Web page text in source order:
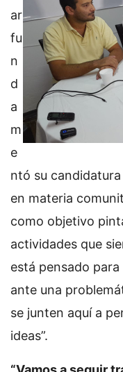
ar
fu
n
d
a
m
e
ntó su
en materia
como objetivo
actividades que
está pensado
ante una
se junten aquí a
ideas”.